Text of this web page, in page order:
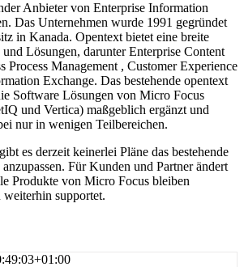
Anbieter von Enterprise Information
Das Unternehmen wurde 1991 gegründet
in Kanada. Opentext bietet eine breite
Lösungen, darunter Enterprise Content
Process Management , Customer Experience
Exchange. Das bestehende opentext
Software Lösungen von Micro Focus
und Vertica) maßgeblich ergänzt und
nur in wenigen Teilbereichen.
es derzeit keinerlei Pläne das bestehende
Für Kunden und Partner ändert
Produkte von Micro Focus bleiben
supportet.